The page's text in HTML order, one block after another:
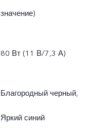
* Фактический объем
памяти составляет
значение)
80 Вт (11 В/7,3 А)
Благородный черный,
Яркий синий